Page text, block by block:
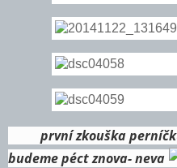
první zkouška
budeme péct znova- neva